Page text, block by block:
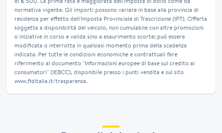
normativa vigente. Gli importi possono variare in base alla provincia di
residenza per effetto dell'Imposta Provinciale di Trascrizione (IPT). Offerta
soggetta a disponibilità del veicolo, non cumulabile con altre promozioni
o iniziative in corso e valida sino a esaurimento scorte; può essere
modificata o interrotta in qualsiasi momento prima della scadenza
indicata. Per tutte le condizioni economiche e contrattuali fare
riferimento al documento "Informazioni europee di base sul credito ai
consumatori" (IEBCC), disponibile presso i punti vendita e sul sito
www.fiditalia.it/trasparenza.